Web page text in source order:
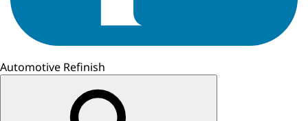
Automotive Refinish